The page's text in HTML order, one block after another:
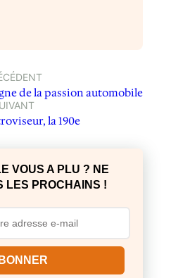
de la passion automobile
la 190e
VOUS A PLU ? NE
LES PROCHAINS !